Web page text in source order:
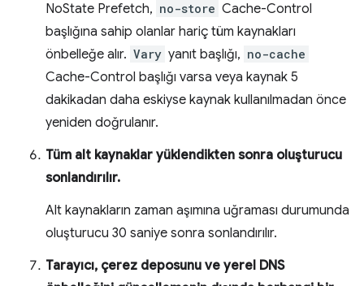
NoState Prefetch, no-store Cache-Control
başlığına sahip olanlar hariç tüm kaynakları
önbelleğe alır. Vary yanıt başlığı, no-cache
Cache-Control başlığı varsa veya kaynak 5
dakikadan daha eskiyse kaynak kullanılmadan önce
yeniden doğrulanır.
Tüm alt kaynaklar yüklendikten sonra oluşturucu
sonlandırılır.
Alt kaynakların zaman aşımına uğraması durumunda
oluşturucu 30 saniye sonra sonlandırılır.
Tarayıcı, çerez deposunu ve yerel DNS